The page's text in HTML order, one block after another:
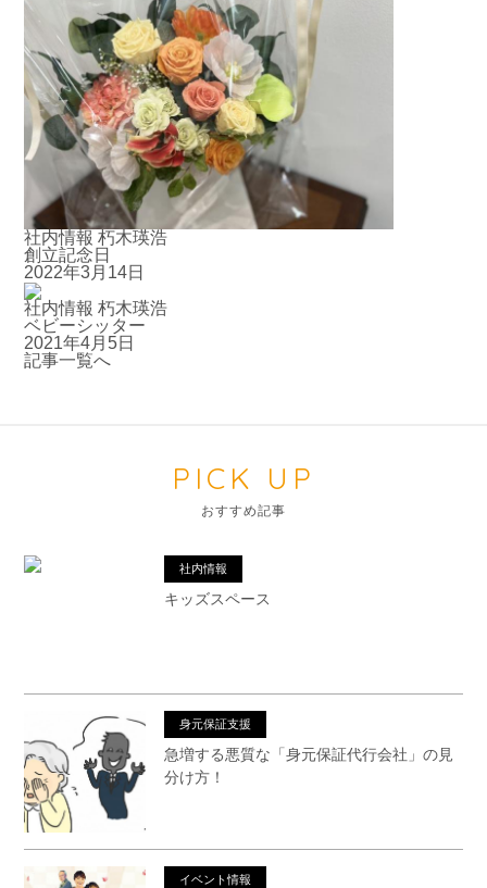
社内情報 朽木瑛浩
創立記念日
2022年3月14日
社内情報 朽木瑛浩
ベビーシッター
2021年4月5日
記事一覧へ
PICK UP
おすすめ記事
社内情報
キッズスペース
身元保証支援
急増する悪質な「身元保証代行会社」の見
分け方！
イベント情報